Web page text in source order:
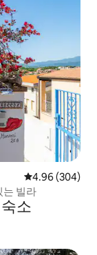
평점 4.96점(5
4.96 (304)
는 빌라
소